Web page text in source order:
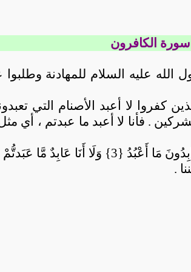
سورة الكافرون
عليه السلام للمهادنة وطلبوا
لا أعبد الأصنام التي
. فأنا لا أعبد ما عبدتم ، أي
.